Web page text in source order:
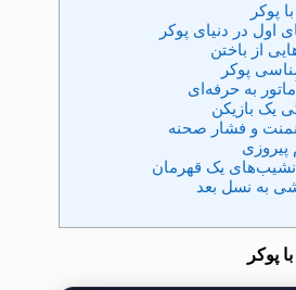
پوکر
اول در دنیای پوکر
از باختن
پوکر
به حرفه‌ای
یک بازیکن
و فشار صحنه
یک قهرمان
به نسل بعد
پوکر